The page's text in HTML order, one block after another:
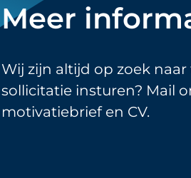
Meer
Wij zijn altijd op zoek
sollicitatie insturen? Mail
motivatiebrief en CV.